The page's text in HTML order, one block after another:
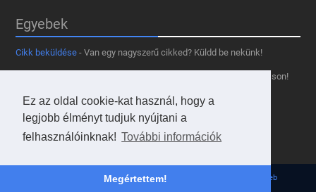
Ez az oldal cookie-kat használ, hogy a
legjobb élményt tudjuk nyújtani a
felhasználóinknak! További információk
Megértettem!
Egyebek
Cikk beküldése - Van egy nagyszerű cikked? Küldd be nekünk!
- Tetszik az oldal? Segíts, hogy fennmaradhasson!
Kapcsolat, médiaajánlat- Lépj velünk kapcsolatba!
Használd a tooltipünket- A saját oldaladon is!
© 2013 - 2026 Hearthstone Hungary v31.3.0 - Borovi Bence | Powered by JsWeb